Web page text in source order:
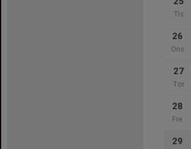
Tis
26
Ons
27
Tor
28
Fre
29